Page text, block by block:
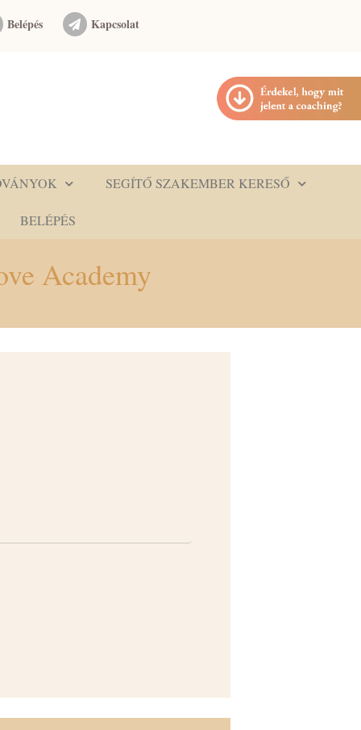
Belépés Kapcsolat
SEGÍTŐ SZAKEMBER KERESŐ
BELÉPÉS
Academy